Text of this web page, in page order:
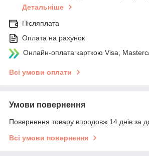
Детальніше
Післяплата
Оплата на рахунок
Онлайн-оплата карткою Visa,
Всі умови оплати
Умови повернення
Повернення товару впродовж 14 днів за
Всі умови повернення